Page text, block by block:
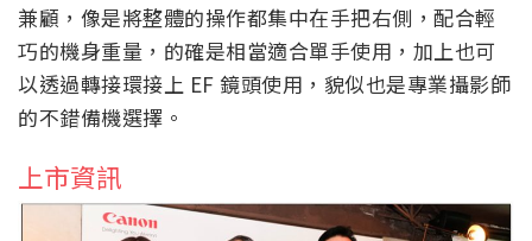
兼顧，像是將整體的操作都集中在手把右側，配合輕
巧的機身重量，的確是相當適合單手使用，加上也可
以透過轉接環接上 EF 鏡頭使用，貌似也是專業攝影師
的不錯備機選擇。
上市資訊